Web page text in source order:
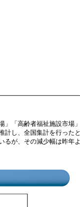
「高齢者福祉施設市場」
計し、全国集計を行ったと
るが、その減少幅は昨年よ